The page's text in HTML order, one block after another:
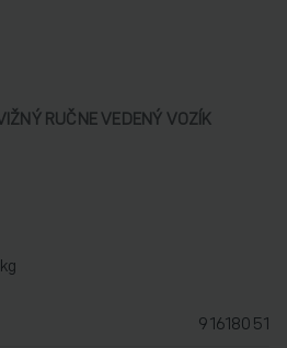
RUČNE VEDENÝ VOZÍK
91618051